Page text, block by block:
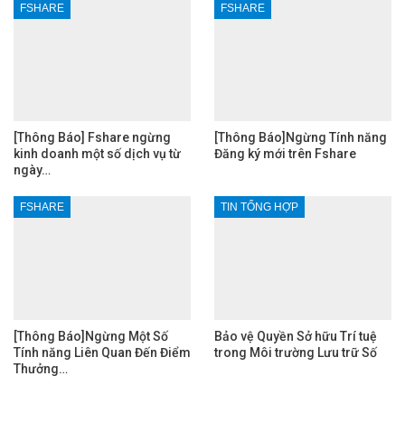
FSHARE
[Thông Báo] Fshare ngừng
kinh doanh một số dịch vụ từ
ngày…
FSHARE
[Thông Báo]Ngừng Tính năng
Đăng ký mới trên Fshare
FSHARE
[Thông Báo]Ngừng Một Số
Tính năng Liên Quan Đến Điểm
Thưởng…
TIN TỔNG HỢP
Bảo vệ Quyền Sở hữu Trí tuệ
trong Môi trường Lưu trữ Số